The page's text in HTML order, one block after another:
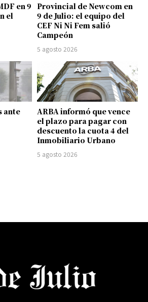
en 9
el
Provincial de Newcom en
9 de Julio: el equipo del
CEF Ni Ni Fem salió
Campeón
5 agosto 2026
ante
ARBA informó que vence
el plazo para pagar con
descuento la cuota 4 del
Inmobiliario Urbano
5 agosto 2026